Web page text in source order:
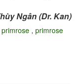
Ngân (Dr. Kan)
primrose , primrose